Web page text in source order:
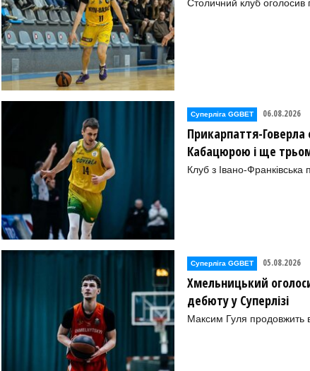
09, )
09, )
)
09, )
Столичний клуб оголосив
Суперліга GGBET 06.08.2026
Прикарпаття-Говерла
Кабацюрою і ще
Клуб з Івано-
Суперліга GGBET 05.08.2026
Хмельницький
дебюту у Суперлізі
Максим Гуля продовжить